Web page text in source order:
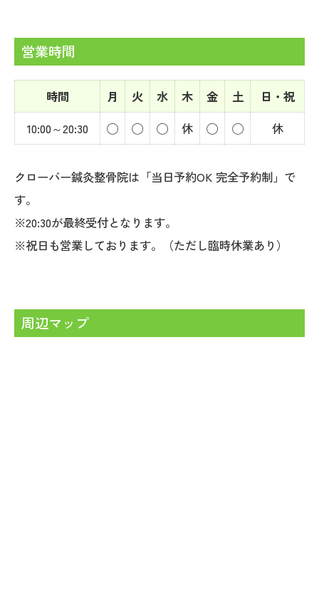
営業時間
時間 月 火 水 木 金 土
日・祝
10:00～20:30
◯ ◯ ◯ 休 ◯ ◯ 休
クローバー鍼灸整骨院は「当日予約OK 完全予約制」で
す。
※20:30が最終受付となります。
※祝日も営業しております。（ただし臨時休業あり）
周辺マップ